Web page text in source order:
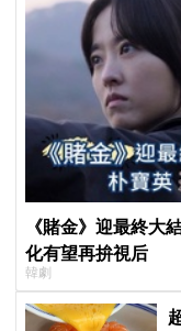
《賭金》迎最終
化有望再拚視后
韓劇